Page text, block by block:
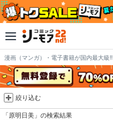
漫画（マンガ）・電子書籍が国内最大級!!
絞り込む
「原明日美」の検索結果